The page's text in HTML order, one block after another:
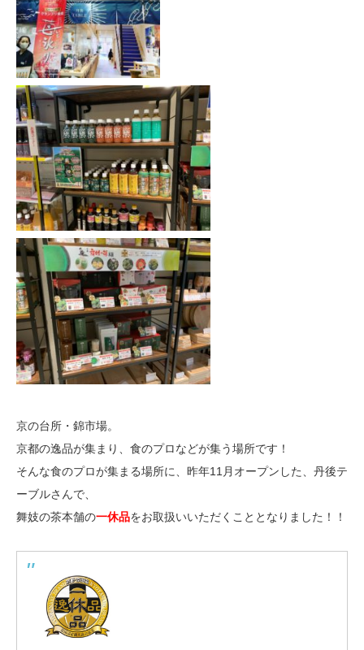
京の台所・錦市場。
京都の逸品が集まり、食のプロなどが集う場所です！
そんな食のプロが集まる場所に、昨年11月オープンした、丹後テ
ーブルさんで、
舞妓の茶本舗の一休品をお取扱いいただくこととなりました！！